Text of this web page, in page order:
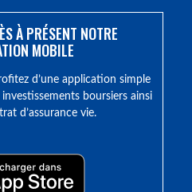
À PRÉSENT NOTRE
MOBILE
d’une application simple
boursiers ainsi
d’assurance vie.